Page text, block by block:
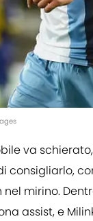
va
consigliarlo,
mirino.
assist, e